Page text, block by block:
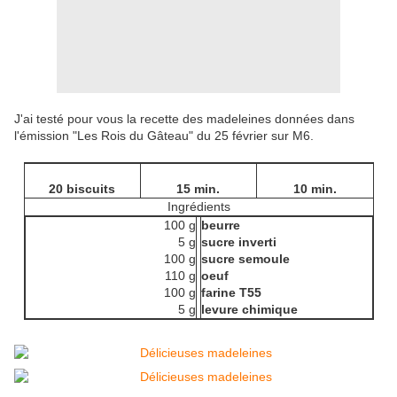
J'ai testé pour vous la recette des madeleines données dans
l'émission "Les Rois du Gâteau" du 25 février sur M6.
20 biscuits 15 min.
10 min.
Ingrédients
100 g
5 g
100 g
110 g
100 g
5 g
beurre
sucre inverti
sucre semoule
oeuf
farine T55
levure chimique